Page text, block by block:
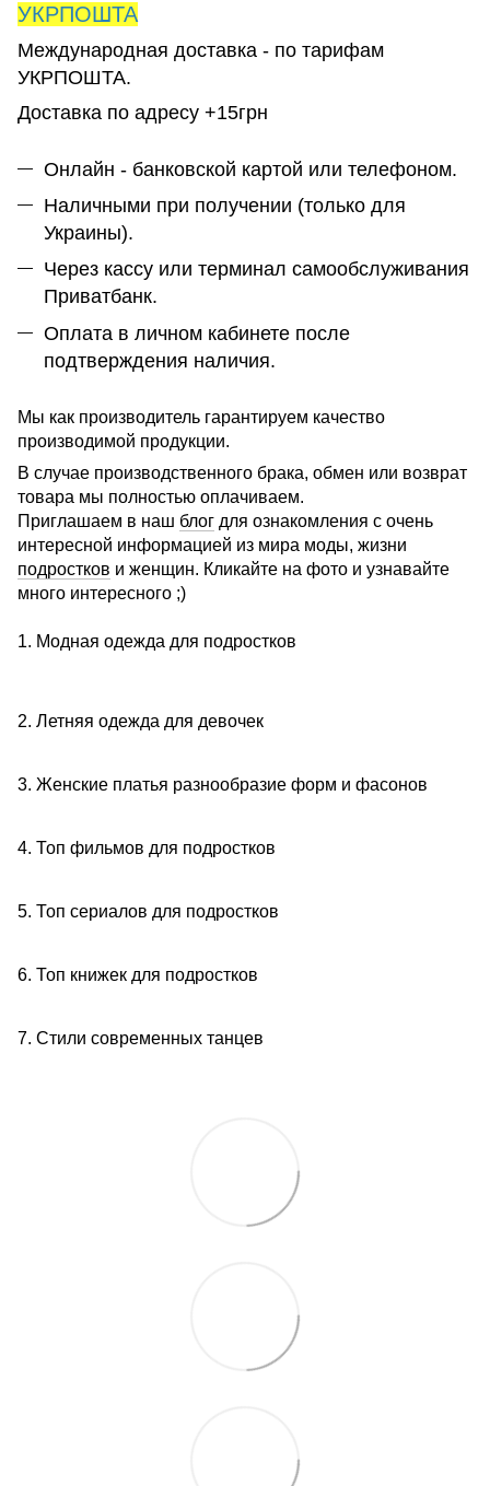
УКРПОШТА
Международная доставка - по тарифам
УКРПОШТА.
Доставка по адресу +15грн
Онлайн - банковской картой или телефоном.
Наличными при получении (только для
Украины).
Через кассу или терминал самообслуживания
Приватбанк.
Оплата в личном кабинете после
подтверждения наличия.
Мы как производитель гарантируем качество
производимой продукции.
В случае производственного брака, обмен или возврат
товара мы полностью оплачиваем.
Приглашаем в наш блог для ознакомления с очень
интересной информацией из мира моды, жизни
подростков и женщин. Кликайте на фото и узнавайте
много интересного ;)
1. Модная одежда для подростков
2. Летняя одежда для девочек
3. Женские платья разнообразие форм и фасонов
4. Топ фильмов для подростков
5. Топ сериалов для подростков
6. Топ книжек для подростков
7. Стили современных танцев